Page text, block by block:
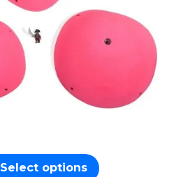
Select options